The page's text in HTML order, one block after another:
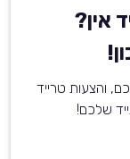
אין?
והצעות טרייד
שלכם!